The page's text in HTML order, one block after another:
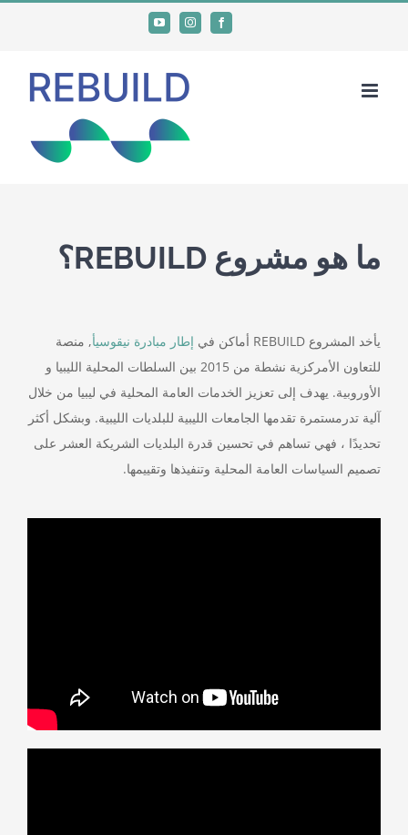
Facebook
Instagram
YouTube
ما هو مشروع REBUILD؟
يأخد المشروع REBUILD أماكن في إطار مبادرة نيقوسيأ, منصة
للتعاون الأمركزية نشطة من 2015 بين السلطات المحلية الليبيا و
الأوروبية. يهدف إلى تعزيز الخدمات العامة المحلية في ليبيا من خلال
آلية تدرمستمرة تقدمها الجامعات الليبية للبلديات الليبية. وبشكل أكثر
تحديدًا ، فهي تساهم في تحسين قدرة البلديات الشريكة العشر على
تصميم السياسات العامة المحلية وتنفيذها وتقييمها.